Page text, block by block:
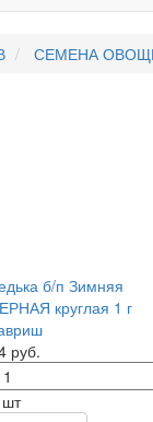
СЕМЕНА
б/п Зимняя
круглая 1 г
руб.
шт